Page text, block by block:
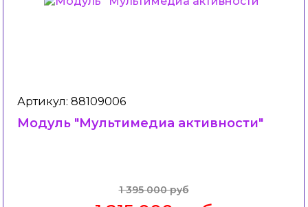
Артикул: 88109006
Модуль "Мультимедиа активности"
1 395 000 руб